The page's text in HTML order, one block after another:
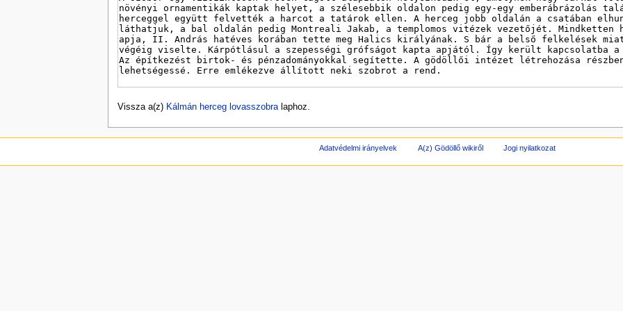
Vissza a(z) Kálmán herceg lovasszobralaphoz.
Adatvédelmi irányelvek A(z) Gödöllő wikiről Jogi nyilatkozat